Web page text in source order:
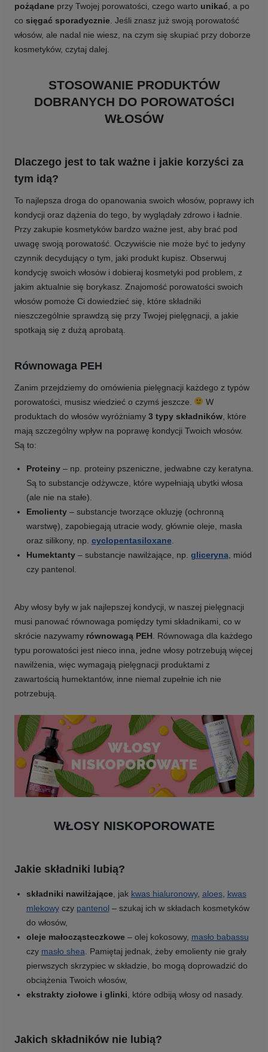
pożądaneprzy Twojej porowatości, czego warto unikać, a po
co sięgać sporadycznie. Jeśli znasz już swoją porowatość
włosów, ale nadal nie wiesz, na czym się skupiać przy doborze
kosmetyków, czytaj dalej.
STOSOWANIE PRODUKTÓW
DOBRANYCH DO POROWATOŚCI
WŁOSÓW
Dlaczego jest to tak ważne i jakie korzyści za
tym idą?
To najlepsza droga do opanowania swoich włosów, poprawy ich
kondycji oraz dążenia do tego, by wyglądały zdrowo i ładnie.
Przy zakupie kosmetyków bardzo ważne jest, aby brać pod
uwagę swoją porowatość. Oczywiście nie może być to jedyny
czynnik decydujący o tym, jaki produkt kupisz. Obserwuj
kondycję swoich włosów i dobieraj kosmetyki pod problem, z
jakim aktualnie się borykasz. Znajomość porowatości swoich
włosów pomoże Ci dowiedzieć się, które składniki
nieszczególnie sprawdzą się przy Twojej pielęgnacji, a jakie
spotkają się z dużą aprobatą.
Równowaga PEH
Zanim przejdziemy do omówienia pielęgnacji każdego z typów
porowatości, musisz wiedzieć o czymś jeszcze.
W
produktach do włosów wyróżniamy 3 typy składników, które
mają szczególny wpływ na poprawę kondycji Twoich włosów.
Są to:
Proteiny– np. proteiny pszeniczne, jedwabne czy keratyna.
Są to substancje odżywcze, które wypełniają ubytki włosa
(ale nie na stałe).
Emolienty– substancje tworzące okluzję (ochronną
warstwę), zapobiegają utracie wody, głównie oleje, masła
oraz silikony, np. cyclopentasiloxane.
Humektanty– substancje nawilżające, np. gliceryna, miód
czy pantenol.
Aby włosy były w jak najlepszej kondycji, w naszej pielęgnacji
musi panować równowaga pomiędzy tymi składnikami, co w
skrócie nazywamy równowagą PEH . Równowaga dla każdego
typu porowatości jest nieco inna, jedne włosy potrzebują więcej
nawilżenia, więc wymagają pielęgnacji produktami z
zawartością humektantów, inne niemal zupełnie ich nie
potrzebują.
WŁOSY NISKOPOROWATE
Jakie składniki lubią?
składniki nawilżające, jak kwas hialuronowy, aloes, kwas
mlekowyczy pantenol – szukaj ich w składach kosmetyków
do włosów,
oleje małocząsteczkowe– olej kokosowy, masło babassu
czy masło shea . Pamiętaj jednak, żeby emolienty nie grały
pierwszych skrzypiec w składzie, bo mogą doprowadzić do
obciążenia Twoich włosów,
ekstrakty ziołowe i glinki , które odbiją włosy od nasady.
Jakich składników nie lubią?